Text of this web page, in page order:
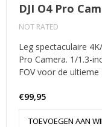
DJI O4 Pro
NOT RATED
Leg spectaculaire
Pro Camera. 1/1.3-
FOV voor de ultieme
€99,95
TOEVOEGEN AAN